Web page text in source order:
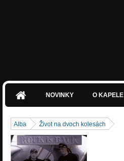
NOVINKY O KAPELE
Alba Život na dvoch kolesách